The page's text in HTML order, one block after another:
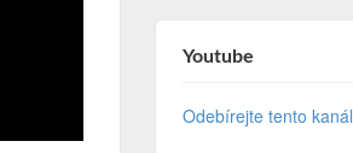
Youtube
Odebírejte tento kanál